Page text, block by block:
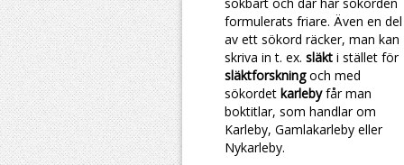
formulerats friare. Även en del
av ett sökord räcker, man kan
skriva in t. ex. släkt i stället för
släktforskningoch med
sökordet karlebyfår man
boktitlar, som handlar om
Karleby, Gamlakarleby eller
Nykarleby.